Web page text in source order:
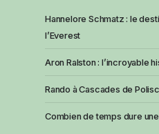
Hannelore Schmatz : le
l’Everest
Aron Ralston : l’incroyable
Rando à Cascades de
Combien de temps dure